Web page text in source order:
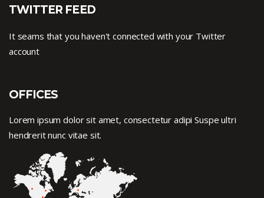
TWITTER FEED
It seams that you haven't connected with your Twitter
account
OFFICES
Lorem ipsum dolor sit amet, consectetur adipi Suspe ultri
hendrerit nunc vitae sit.